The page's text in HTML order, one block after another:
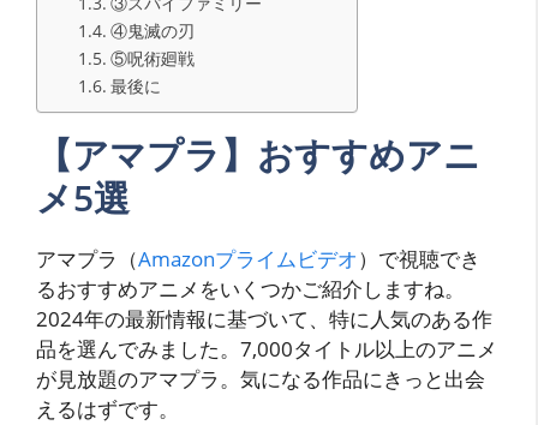
④鬼滅の刃
⑤呪術廻戦
最後に
【アマプラ】おすすめアニ
メ5選
アマプラ（Amazonプライムビデオ）で視聴でき
るおすすめアニメをいくつかご紹介しますね。
2024年の最新情報に基づいて、特に人気のある作
品を選んでみました。7,000タイトル以上のアニメ
が見放題のアマプラ。気になる作品にきっと出会
えるはずです。